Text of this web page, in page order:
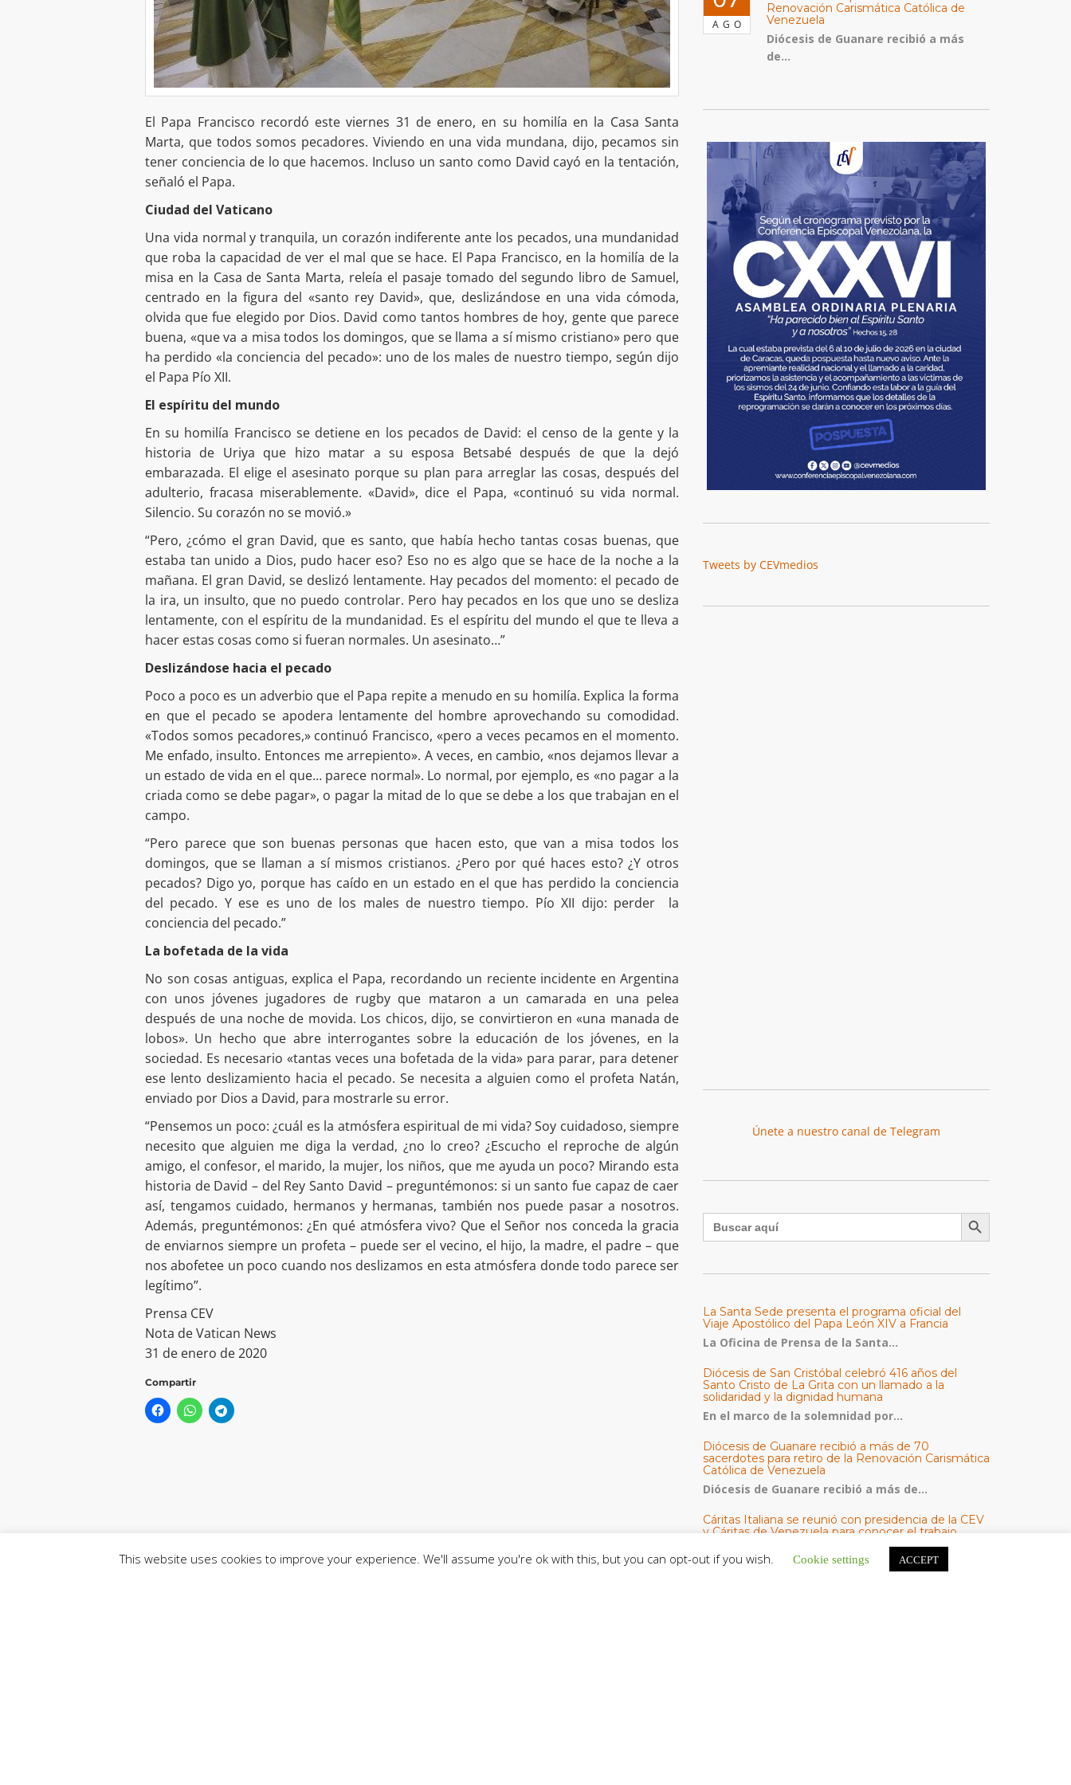
El Papa Francisco recordó este viernes 31 de enero, en su homilía en la Casa Santa
Marta, que todos somos pecadores. Viviendo en una vida mundana, dijo, pecamos sin
tener conciencia de lo que hacemos. Incluso un santo como David cayó en la tentación,
señaló el Papa.
Ciudad del Vaticano
Una vida normal y tranquila, un corazón indiferente ante los pecados, una mundanidad
que roba la capacidad de ver el mal que se hace. El Papa Francisco, en la homilía de la
misa en la Casa de Santa Marta, releía el pasaje tomado del segundo libro de Samuel,
centrado en la figura del «santo rey David», que, deslizándose en una vida cómoda,
olvida que fue elegido por Dios. David como tantos hombres de hoy, gente que parece
buena, «que va a misa todos los domingos, que se llama a sí mismo cristiano» pero que
ha perdido «la conciencia del pecado»: uno de los males de nuestro tiempo, según dijo
el Papa Pío XII.
El espíritu del mundo
En su homilía Francisco se detiene en los pecados de David: el censo de la gente y la
historia de Uriya que hizo matar a su esposa Betsabé después de que la dejó
embarazada. El elige el asesinato porque su plan para arreglar las cosas, después del
adulterio, fracasa miserablemente. «David», dice el Papa, «continuó su vida normal.
Silencio. Su corazón no se movió.»
“Pero, ¿cómo el gran David, que es santo, que había hecho tantas cosas buenas, que
estaba tan unido a Dios, pudo hacer eso? Eso no es algo que se hace de la noche a la
mañana. El gran David, se deslizó lentamente. Hay pecados del momento: el pecado de
la ira, un insulto, que no puedo controlar. Pero hay pecados en los que uno se desliza
lentamente, con el espíritu de la mundanidad. Es el espíritu del mundo el que te lleva a
hacer estas cosas como si fueran normales. Un asesinato…”
Deslizándose hacia el pecado
Poco a poco es un adverbio que el Papa repite a menudo en su homilía. Explica la forma
en que el pecado se apodera lentamente del hombre aprovechando su comodidad.
«Todos somos pecadores,» continuó Francisco, «pero a veces pecamos en el momento.
Me enfado, insulto. Entonces me arrepiento». A veces, en cambio, «nos dejamos llevar a
un estado de vida en el que… parece normal». Lo normal, por ejemplo, es «no pagar a la
criada como se debe pagar», o pagar la mitad de lo que se debe a los que trabajan en el
campo.
“Pero parece que son buenas personas que hacen esto, que van a misa todos los
domingos, que se llaman a sí mismos cristianos. ¿Pero por qué haces esto? ¿Y otros
pecados? Digo yo, porque has caído en un estado en el que has perdido la conciencia
del pecado. Y ese es uno de los males de nuestro tiempo. Pío XII dijo: perder la
conciencia del pecado.”
La bofetada de la vida
No son cosas antiguas, explica el Papa, recordando un reciente incidente en Argentina
con unos jóvenes jugadores de rugby que mataron a un camarada en una pelea
después de una noche de movida. Los chicos, dijo, se convirtieron en «una manada de
lobos». Un hecho que abre interrogantes sobre la educación de los jóvenes, en la
sociedad. Es necesario «tantas veces una bofetada de la vida» para parar, para detener
ese lento deslizamiento hacia el pecado. Se necesita a alguien como el profeta Natán,
enviado por Dios a David, para mostrarle su error.
“Pensemos un poco: ¿cuál es la atmósfera espiritual de mi vida? Soy cuidadoso, siempre
necesito que alguien me diga la verdad, ¿no lo creo? ¿Escucho el reproche de algún
amigo, el confesor, el marido, la mujer, los niños, que me ayuda un poco? Mirando esta
historia de David – del Rey Santo David – preguntémonos: si un santo fue capaz de caer
así, tengamos cuidado, hermanos y hermanas, también nos puede pasar a nosotros.
Además, preguntémonos: ¿En qué atmósfera vivo? Que el Señor nos conceda la gracia
de enviarnos siempre un profeta – puede ser el vecino, el hijo, la madre, el padre – que
nos abofetee un poco cuando nos deslizamos en esta atmósfera donde todo parece ser
legítimo”.
Prensa CEV
Nota de Vatican News
31 de enero de 2020
Compartir
AGO
Renovación Carismática Católica de
Venezuela
Diócesis de Guanare recibió a más
de...
Tweets by CEVmedios
Únete a nuestro canal de Telegram
Buscar: Botón de búsqueda
La Santa Sede presenta el programa oficial del
Viaje Apostólico del Papa León XIV a Francia
La Oficina de Prensa de la Santa...
Diócesis de San Cristóbal celebró 416 años del
Santo Cristo de La Grita con un llamado a la
solidaridad y la dignidad humana
En el marco de la solemnidad por...
Diócesis de Guanare recibió a más de 70
sacerdotes para retiro de la Renovación Carismática
Católica de Venezuela
Diócesis de Guanare recibió a más de...
Cáritas Italiana se reunió con presidencia de la CEV
y Cáritas de Venezuela para conocer el trabajo
Una delegación encabezada por el padre Marco...
This website uses cookies to improve your experience. We'll assume you're ok with this, but you can opt-out if you wish. Cookie settings ACCEPT